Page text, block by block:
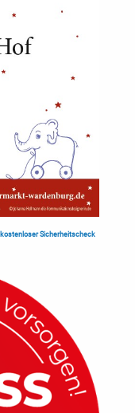
kostenloser Sicherheitscheck